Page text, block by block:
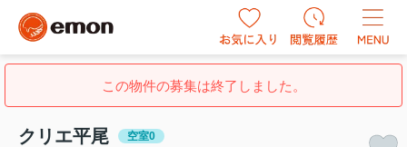
この物件の募集は終了しました。
クリエ平尾 空室0